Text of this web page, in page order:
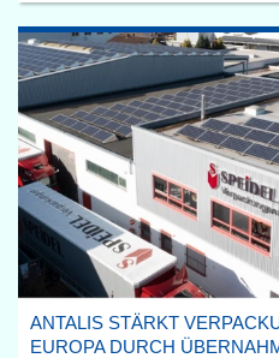
ANTALIS STÄRKT
EUROPA DURCH